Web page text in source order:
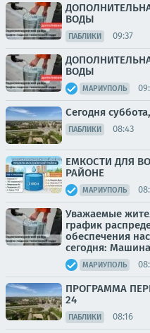
ВОДЫ
ПАБЛИКИ 09:37
ВОДЫ
МАРИУПОЛЬ
Сегодня
ПАБЛИКИ 08:43
ЕМКОСТИ ДЛЯ
РАЙОНЕ
МАРИУПОЛЬ
Уважаемые
график
обеспечения
сегодня:
МАРИУПОЛЬ
ПРОГРАММА
24
ПАБЛИКИ 08:16